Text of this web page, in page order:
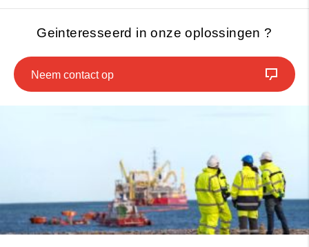
Geinteresseerd in onze oplossingen ?
Neem contact op